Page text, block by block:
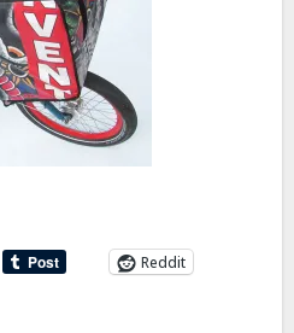
Reddit